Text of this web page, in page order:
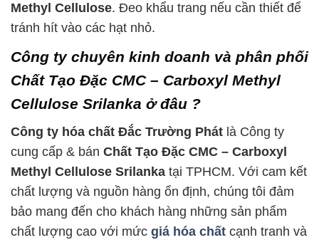
Methyl Cellulose. Đeo khẩu trang nếu cần thiết để
tránh hít vào các hạt nhỏ.
Công ty chuyên kinh doanh và phân phối
Chất Tạo Đặc CMC – Carboxyl Methyl
Cellulose Srilanka ở đâu ?
Công ty hóa chất Đắc Trường Phát là Công ty
cung cấp & bán Chất Tạo Đặc CMC – Carboxyl
Methyl Cellulose Srilanka tại TPHCM. Với cam kết
chất lượng và nguồn hàng ổn định, chúng tôi đảm
bảo mang đến cho khách hàng những sản phẩm
chất lượng cao với mức giá hóa chất cạnh tranh và